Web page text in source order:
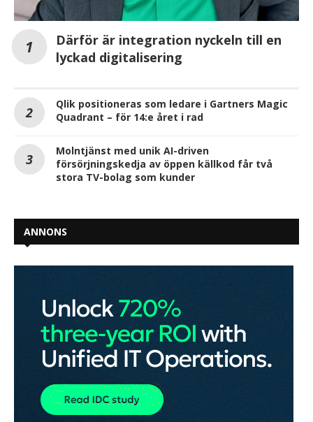
Därför är integration nyckeln till en
lyckad digitalisering
Qlik positioneras som ledare i Gartners Magic
Quadrant – för 14:e året i rad
Molntjänst med unik AI-driven
försörjningskedja av öppen källkod får två
stora TV-bolag som kunder
ANNONS